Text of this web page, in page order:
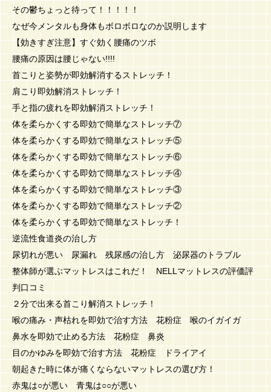
その鬱ちょっと待って！！！！！
なぜ今メンタルも身体もボロボロなのか説明します
【効きすぎ注意】すぐ効く腰痛のツボ
腰痛の原因は腰じゃない!!!!
首こりと姿勢が即効解消するストレッチ！
肩こり即効解消ストレッチ！
手と指の疲れを即効解消ストレッチ！
体を柔らかくする即効で簡単なストレッチ⑦
体を柔らかくする即効で簡単なストレッチ⑤
体を柔らかくする即効で簡単なストレッチ⑥
体を柔らかくする即効で簡単なストレッチ④
体を柔らかくする即効で簡単なストレッチ③
体を柔らかくする即効で簡単なストレッチ②
体を柔らかくする即効で簡単なストレッチ！
逆流性食道炎の治し方
尿切れが悪い 尿漏れ 残尿感の治し方 泌尿器のトラブル
整体師が選ぶマットレスはこれだ！ NELLマットレスの評価評
判口コミ
２分で出来る首こり解消ストレッチ！
喉の痛み・声枯れを即効で治す方法 花粉症 喉のイガイガ
鼻水を即効で止める方法 花粉症 鼻炎
目のかゆみを即効で治す方法 花粉症 ドライアイ
朝起きた時に体が痛くならないマットレスの選び方！
赤鬼は○が悪い 青鬼は○○が悪い